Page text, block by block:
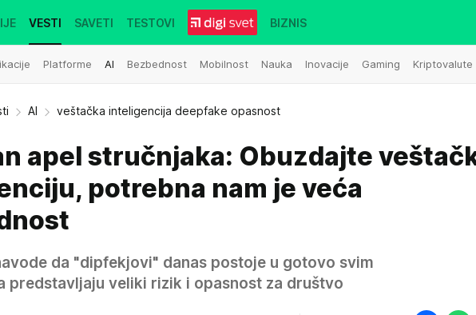
VESTI
Platforme AI Bezbednost Mobilnost Nauka Inovacije Gaming Kriptovalute
SAVETI TESTOVI BIZNIS
AI veštačka inteligencija deepfake opasnost
apel stručnjaka: Obuzdajte
potrebna nam je veća
da "dipfekjovi" danas postoje u gotovo svim
predstavljaju veliki rizik i opasnost za društvo